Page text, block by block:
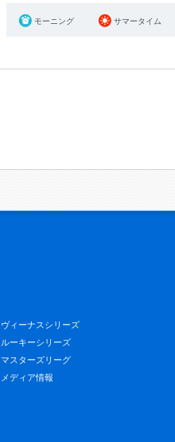
モーニング サマータイム
ヴィーナスシリーズ
ルーキーシリーズ
マスターズリーグ
メディア情報